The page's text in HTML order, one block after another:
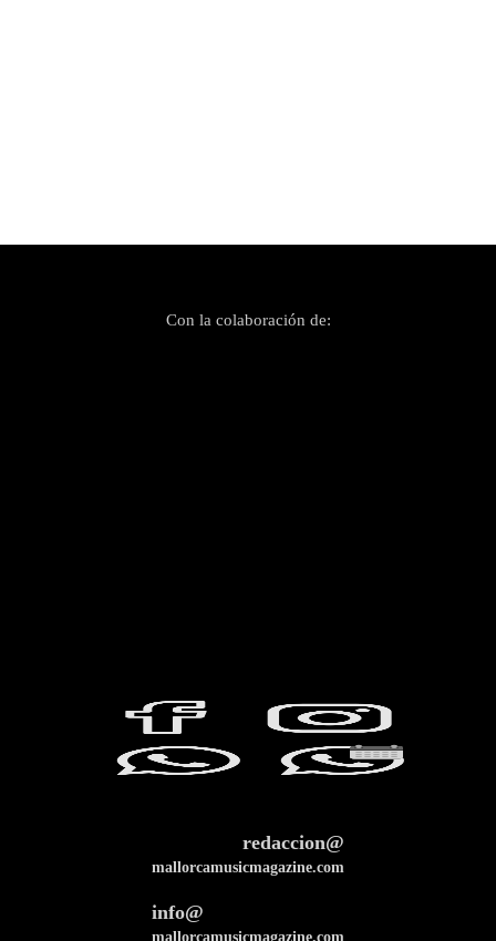
Con la colaboración de:
redaccion@
mallorcamusicmagazine.com
info@
mallorcamusicmagazine.com